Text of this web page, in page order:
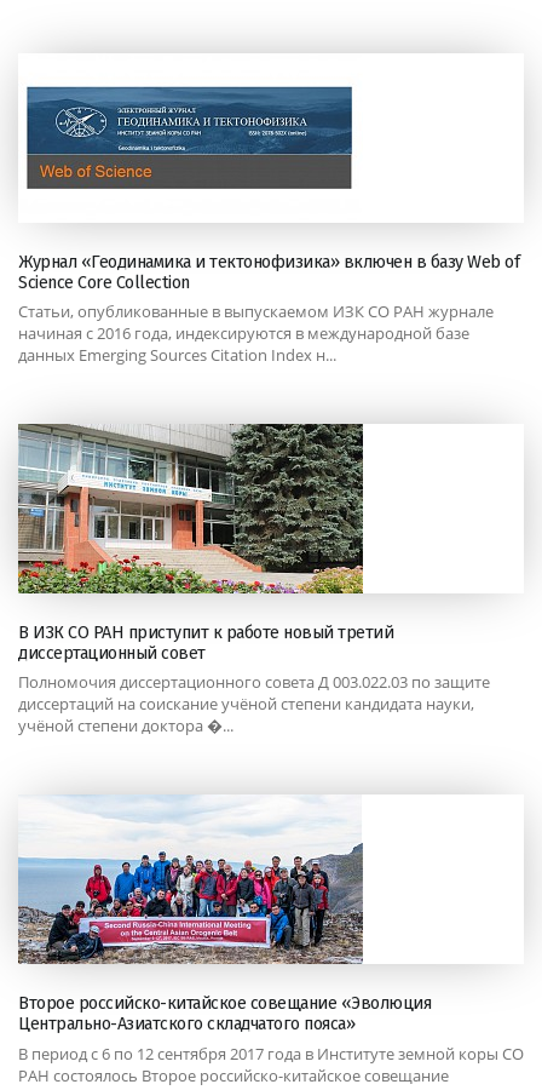
Журнал «Геодинамика и тектонофизика» включен в базу Web of
Science Core Collection
Статьи, опубликованные в выпускаемом ИЗК СО РАН журнале
начиная с 2016 года, индексируются в международной базе
данных Emerging Sources Citation Index н...
В ИЗК СО РАН приступит к работе новый третий
диссертационный совет
Полномочия диссертационного совета Д 003.022.03 по защите
диссертаций на соискание учёной степени кандидата науки,
учёной степени доктора �...
Второе российско-китайское совещание «Эволюция
Центрально-Азиатского складчатого пояса»
В период с 6 по 12 сентября 2017 года в Институте земной коры СО
РАН состоялось Второе российско-китайское совещание